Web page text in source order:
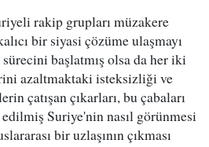
rakip grupları müzakere
bir siyasi çözüme ulaşmayı
sürecini başlatmış olsa da her iki
azaltmaktaki isteksizliği ve
çatışan çıkarları, bu çabaları
Suriye'nin nasıl görünmesi
bir uzlaşının çıkması